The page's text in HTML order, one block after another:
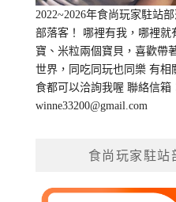
2022~2026年食尚玩家駐站
部落客！ 哪裡有我，哪裡就
寶、米粒兩個寶貝，喜歡帶
世界，同吃同玩也同樂 有相
食都可以洽詢我喔 聯絡信箱
winne33200@gmail.com
食尚玩家駐站